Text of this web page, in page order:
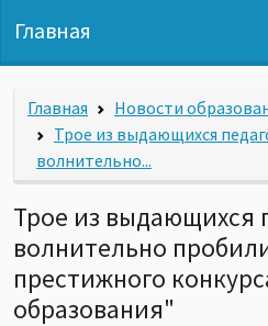
Главная
Главная
Новости
Трое из выдающихся
волнительно...
Трое из выдающихся
волнительно
престижного
образования"